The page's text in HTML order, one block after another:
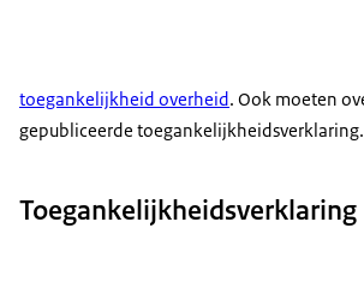
toegankelijkheid overheid. Ook moeten
gepubliceerde toegankelijkheidsverklaring.
Toegankelijkheidsverklaring